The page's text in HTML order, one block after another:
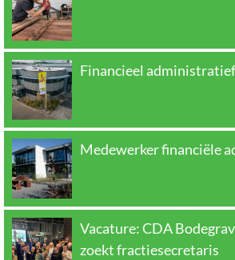
Financieel
Medewerker financiële
Vacature: CDA
zoekt fractiesecretaris